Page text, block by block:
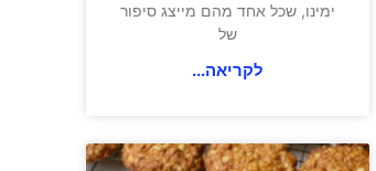
ימינו, שכל אחד מהם מייצג סיפור
של
לקריאה...